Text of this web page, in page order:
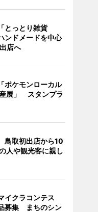
とっとり雑貨
ドメードを中心
店へ
ポケモンローカル
展」 スタンプラ
鳥取初出店から10
人や観光客に親し
イクラコンテス
募集 まちのシン